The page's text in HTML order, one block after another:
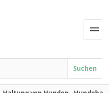
Suchen